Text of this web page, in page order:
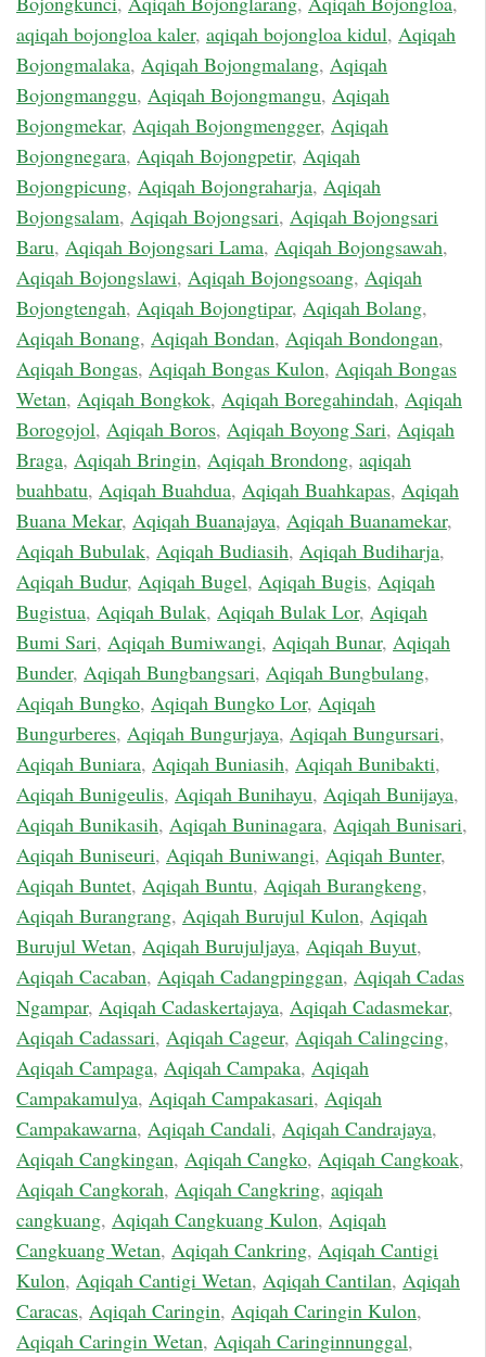
aqiqah bojongloa kaler, aqiqah bojongloa kidul, Aqiqah
Bojongmalaka, Aqiqah Bojongmalang, Aqiqah
Bojongmanggu, Aqiqah Bojongmangu, Aqiqah
Bojongmekar, Aqiqah Bojongmengger, Aqiqah
Bojongnegara, Aqiqah Bojongpetir, Aqiqah
Bojongpicung, Aqiqah Bojongraharja, Aqiqah
Bojongsalam, Aqiqah Bojongsari, Aqiqah Bojongsari
Baru, Aqiqah Bojongsari Lama, Aqiqah Bojongsawah,
Aqiqah Bojongslawi, Aqiqah Bojongsoang, Aqiqah
Bojongtengah, Aqiqah Bojongtipar, Aqiqah Bolang,
Aqiqah Bonang, Aqiqah Bondan, Aqiqah Bondongan,
Aqiqah Bongas, Aqiqah Bongas Kulon, Aqiqah Bongas
Wetan, Aqiqah Bongkok, Aqiqah Boregahindah, Aqiqah
Borogojol, Aqiqah Boros, Aqiqah Boyong Sari, Aqiqah
Braga, Aqiqah Bringin, Aqiqah Brondong, aqiqah
buahbatu, Aqiqah Buahdua, Aqiqah Buahkapas, Aqiqah
Buana Mekar, Aqiqah Buanajaya, Aqiqah Buanamekar,
Aqiqah Bubulak, Aqiqah Budiasih, Aqiqah Budiharja,
Aqiqah Budur, Aqiqah Bugel, Aqiqah Bugis, Aqiqah
Bugistua, Aqiqah Bulak, Aqiqah Bulak Lor, Aqiqah
Bumi Sari, Aqiqah Bumiwangi, Aqiqah Bunar, Aqiqah
Bunder, Aqiqah Bungbangsari, Aqiqah Bungbulang,
Aqiqah Bungko, Aqiqah Bungko Lor, Aqiqah
Bungurberes, Aqiqah Bungurjaya, Aqiqah Bungursari,
Aqiqah Buniara, Aqiqah Buniasih, Aqiqah Bunibakti,
Aqiqah Bunigeulis, Aqiqah Bunihayu, Aqiqah Bunijaya,
Aqiqah Bunikasih, Aqiqah Buninagara, Aqiqah Bunisari,
Aqiqah Buniseuri, Aqiqah Buniwangi, Aqiqah Bunter,
Aqiqah Buntet, Aqiqah Buntu, Aqiqah Burangkeng,
Aqiqah Burangrang, Aqiqah Burujul Kulon, Aqiqah
Burujul Wetan, Aqiqah Burujuljaya, Aqiqah Buyut,
Aqiqah Cacaban, Aqiqah Cadangpinggan, Aqiqah Cadas
Ngampar, Aqiqah Cadaskertajaya, Aqiqah Cadasmekar,
Aqiqah Cadassari, Aqiqah Cageur, Aqiqah Calingcing,
Aqiqah Campaga, Aqiqah Campaka, Aqiqah
Campakamulya, Aqiqah Campakasari, Aqiqah
Campakawarna, Aqiqah Candali, Aqiqah Candrajaya,
Aqiqah Cangkingan, Aqiqah Cangko, Aqiqah Cangkoak,
Aqiqah Cangkorah, Aqiqah Cangkring, aqiqah
cangkuang, Aqiqah Cangkuang Kulon, Aqiqah
Cangkuang Wetan, Aqiqah Cankring, Aqiqah Cantigi
Kulon, Aqiqah Cantigi Wetan, Aqiqah Cantilan, Aqiqah
Caracas, Aqiqah Caringin, Aqiqah Caringin Kulon,
Aqiqah Caringin Wetan, Aqiqah Caringinnunggal,